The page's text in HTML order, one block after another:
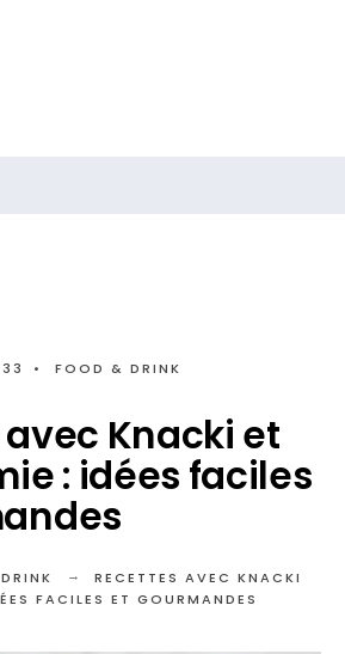
• FOOD & DRINK
Knacki et
: idées faciles
RECETTES AVEC KNACKI
FACILES ET GOURMANDES